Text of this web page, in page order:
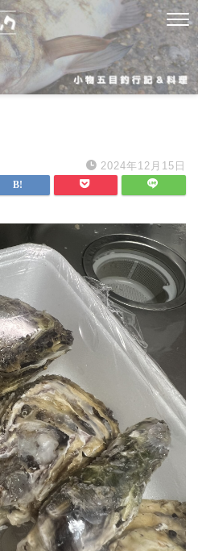
2024年12月15日